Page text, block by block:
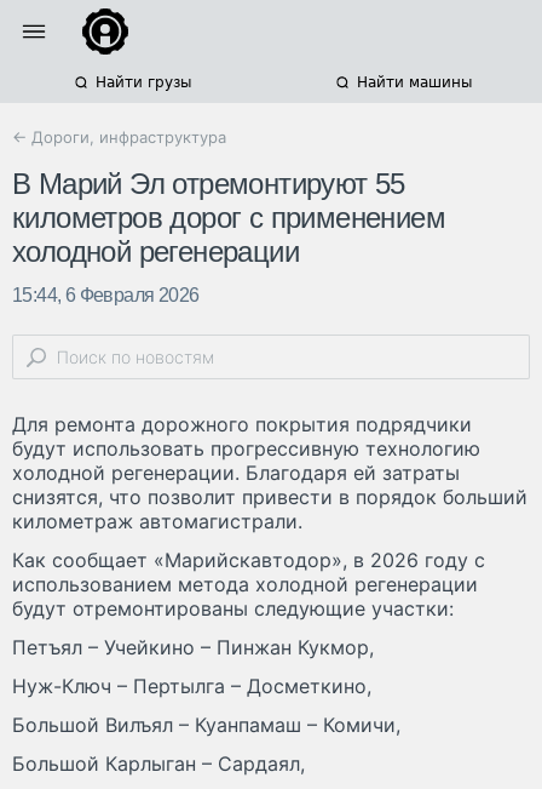
Найти грузы Найти машины
← Дороги, инфраструктура
В Марий Эл отремонтируют 55
километров дорог с применением
холодной регенерации
15:44, 6 Февраля 2026
Для ремонта дорожного покрытия подрядчики
будут использовать прогрессивную технологию
холодной регенерации. Благодаря ей затраты
снизятся, что позволит привести в порядок больший
километраж автомагистрали.
Как сообщает «Марийскавтодор», в 2026 году с
использованием метода холодной регенерации
будут отремонтированы следующие участки:
Петъял – Учейкино – Пинжан Кукмор,
Нуж-Ключ – Пертылга – Досметкино,
Большой Вилъял – Куанпамаш – Комичи,
Большой Карлыган – Сардаял,